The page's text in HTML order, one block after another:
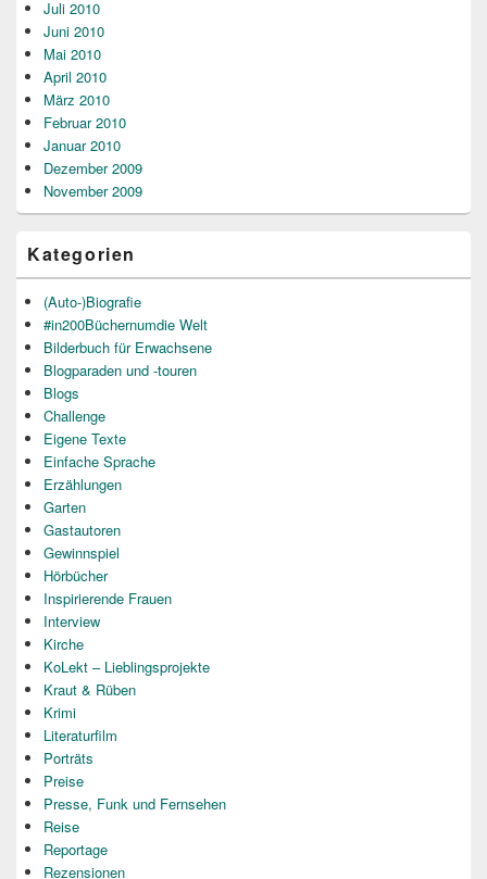
Juli 2010
Juni 2010
Mai 2010
April 2010
März 2010
Februar 2010
Januar 2010
Dezember 2009
November 2009
Kategorien
(Auto-)Biografie
#in200Büchernumdie Welt
Bilderbuch für Erwachsene
Blogparaden und -touren
Blogs
Challenge
Eigene Texte
Einfache Sprache
Erzählungen
Garten
Gastautoren
Gewinnspiel
Hörbücher
Inspirierende Frauen
Interview
Kirche
KoLekt – Lieblingsprojekte
Kraut & Rüben
Krimi
Literaturfilm
Porträts
Preise
Presse, Funk und Fernsehen
Reise
Reportage
Rezensionen